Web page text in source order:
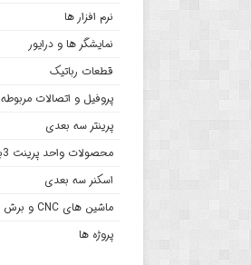
نرم افزار ها
نمایشگر ها و درایور
قطعات رباتیک
پروفیل و اتصالات مربوطه
پرینتر سه بعدی
محصولات واحد پرینت 3بعدی
اسکنر سه بعدی
ماشین های CNC و برش
پروژه ها